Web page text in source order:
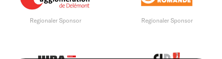
Regionaler Sponsor Regionaler Sponsor